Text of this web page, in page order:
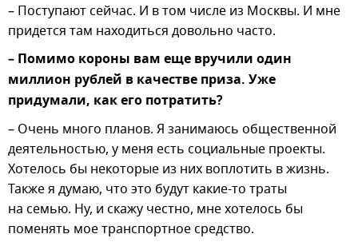
– Поступают сейчас. И в том числе из Москвы. И мне
придется там находиться довольно часто.
– Помимо короны вам еще вручили один
миллион рублей в качестве приза. Уже
придумали, как его потратить?
– Очень много планов. Я занимаюсь общественной
деятельностью, у меня есть социальные проекты.
Хотелось бы некоторые из них воплотить в жизнь.
Также я думаю, что это будут какие-то траты
на семью. Ну, и скажу честно, мне хотелось бы
поменять мое транспортное средство.